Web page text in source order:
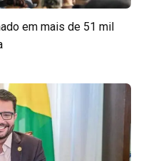
em mais de 51 mil